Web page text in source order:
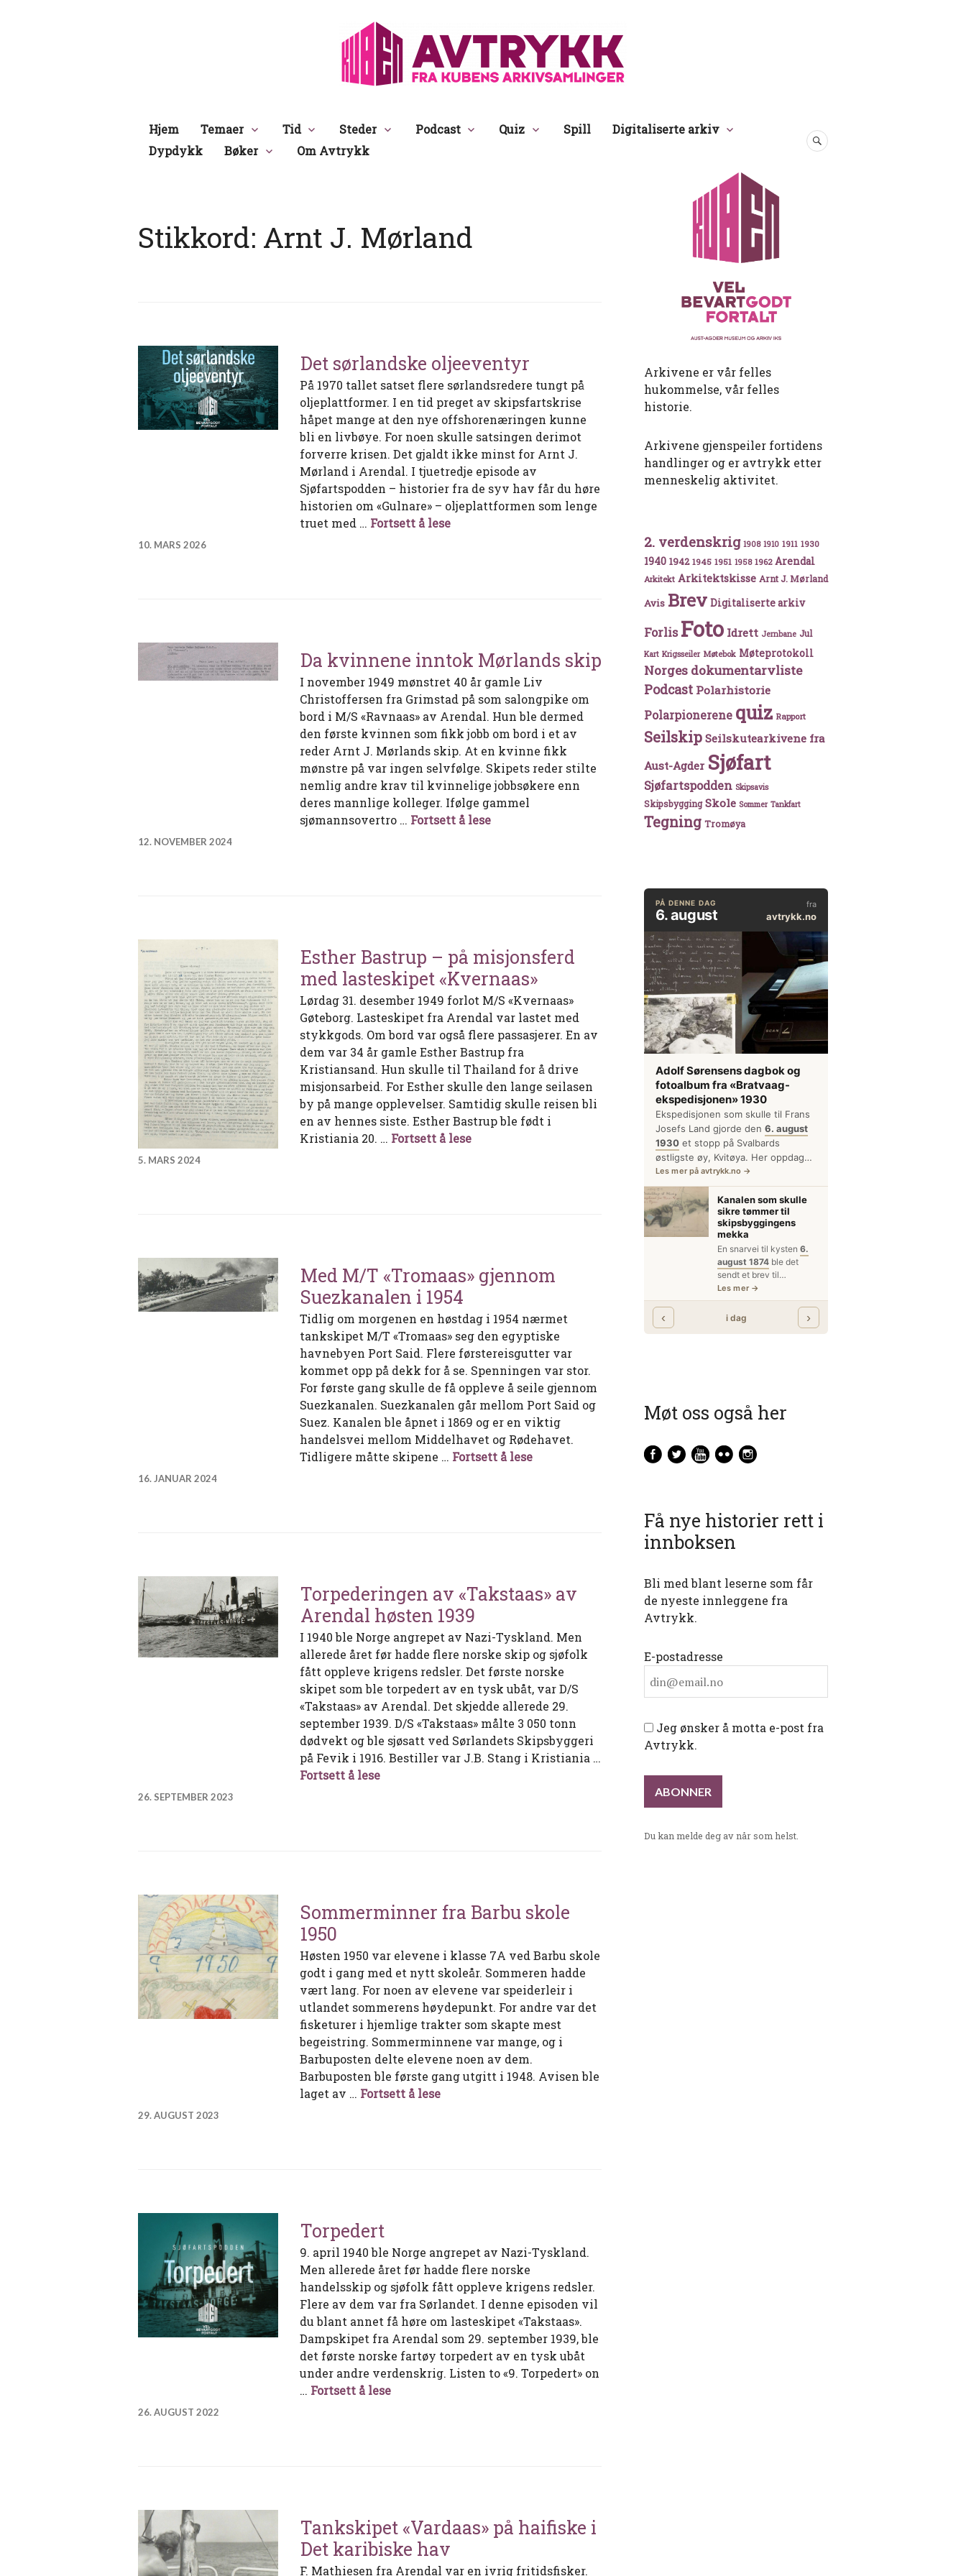
Avtrykk
Hjem Temaer Tid Steder Podcast Quiz Spill
Digitaliserte arkiv
Dypdykk
Bøker Om Avtrykk
SØK
Stikkord: Arnt J. Mørland
Det sørlandske oljeeventyr
På 1970 tallet satset flere sørlandsredere tungt på
oljeplattformer. I en tid preget av skipsfartskrise
håpet mange at den nye offshorenæringen kunne
bli en livbøye. For noen skulle satsingen derimot
forverre krisen. Det gjaldt ikke minst for Arnt J.
Mørland i Arendal. I tjuetredje episode av
Sjøfartspodden – historier fra de syv hav får du høre
historien om «Gulnare» – oljeplattformen som lenge
truet med … Fortsett å leseDet sørlandske oljeeventyr
10. MARS 2026
Da kvinnene inntok Mørlands skip
I november 1949 mønstret 40 år gamle Liv
Christoffersen fra Grimstad på som salongpike om
bord i M/S «Ravnaas» av Arendal. Hun ble dermed
den første kvinnen som fikk jobb om bord i et av
reder Arnt J. Mørlands skip. At en kvinne fikk
mønstre på var ingen selvfølge. Skipets reder stilte
nemlig andre krav til kvinnelige jobbsøkere enn
deres mannlige kolleger. Ifølge gammel
sjømannsovertro … Fortsett å leseDa kvinnene inntok Mørlands skip
12. NOVEMBER 2024
Esther Bastrup – på misjonsferd
med lasteskipet «Kvernaas»
Lørdag 31. desember 1949 forlot M/S «Kvernaas»
Gøteborg. Lasteskipet fra Arendal var lastet med
stykkgods. Om bord var også flere passasjerer. En av
dem var 34 år gamle Esther Bastrup fra
Kristiansand. Hun skulle til Thailand for å drive
misjonsarbeid. For Esther skulle den lange seilasen
by på mange opplevelser. Samtidig skulle reisen bli
en av hennes siste. Esther Bastrup ble født i
Kristiania 20. … Fortsett å leseEsther Bastrup – på misjonsferd med lasteskipet «Kvernaas»
5. MARS 2024
Med M/T «Tromaas» gjennom
Suezkanalen i 1954
Tidlig om morgenen en høstdag i 1954 nærmet
tankskipet M/T «Tromaas» seg den egyptiske
havnebyen Port Said. Flere førstereisgutter var
kommet opp på dekk for å se. Spenningen var stor.
For første gang skulle de få oppleve å seile gjennom
Suezkanalen. Suezkanalen går mellom Port Said og
Suez. Kanalen ble åpnet i 1869 og er en viktig
handelsvei mellom Middelhavet og Rødehavet.
Tidligere måtte skipene … Fortsett å leseMed M/T «Tromaas» gjennom Suezkanalen i 1954
16. JANUAR 2024
Torpederingen av «Takstaas» av
Arendal høsten 1939
I 1940 ble Norge angrepet av Nazi-Tyskland. Men
allerede året før hadde flere norske skip og sjøfolk
fått oppleve krigens redsler. Det første norske
skipet som ble torpedert av en tysk ubåt, var D/S
«Takstaas» av Arendal. Det skjedde allerede 29.
september 1939. D/S «Takstaas» målte 3 050 tonn
dødvekt og ble sjøsatt ved Sørlandets Skipsbyggeri
på Fevik i 1916. Bestiller var J.B. Stang i Kristiania …
Fortsett å leseTorpederingen av «Takstaas» av Arendal høsten 1939
26. SEPTEMBER 2023
Sommerminner fra Barbu skole
1950
Høsten 1950 var elevene i klasse 7A ved Barbu skole
godt i gang med et nytt skoleår. Sommeren hadde
vært lang. For noen av elevene var speiderleir i
utlandet sommerens høydepunkt. For andre var det
fisketurer i hjemlige trakter som skapte mest
begeistring. Sommerminnene var mange, og i
Barbuposten delte elevene noen av dem.
Barbuposten ble første gang utgitt i 1948. Avisen ble
laget av … Fortsett å leseSommerminner fra Barbu skole 1950
29. AUGUST 2023
Torpedert
9. april 1940 ble Norge angrepet av Nazi-Tyskland.
Men allerede året før hadde flere norske
handelsskip og sjøfolk fått oppleve krigens redsler.
Flere av dem var fra Sørlandet. I denne episoden vil
du blant annet få høre om lasteskipet «Takstaas».
Dampskipet fra Arendal som 29. september 1939, ble
det første norske fartøy torpedert av en tysk ubåt
under andre verdenskrig. Listen to «9. Torpedert» on
… Fortsett å leseTorpedert
26. AUGUST 2022
Tankskipet «Vardaas» på haifiske i
Det karibiske hav
F. Mathiesen fra Arendal var en ivrig fritidsfisker.
Arkivene er vår felles
hukommelse, vår felles
historie.
Arkivene gjenspeiler fortidens
handlinger og er avtrykk etter
menneskelig aktivitet.
2. verdenskrig 1908 1910 1911 1930
1940 1942 1945 1951 1958 1962 Arendal
Arkitekt Arkitektskisse Arnt J. Mørland
Avis Brev Digitaliserte arkiv
Forlis Foto Idrett Jernbane Jul
Kart Krigsseiler Møtebok Møteprotokoll
Norges dokumentarvliste
Podcast Polarhistorie
Polarpionerene quiz Rapport
Seilskip Seilskutearkivene fra
Aust-Agder Sjøfart
Sjøfartspodden Skipsavis
Skipsbygging Skole Sommer Tankfart
Tegning Tromøya
Møt oss også her
Få nye historier rett i
innboksen
Bli med blant leserne som får
de nyeste innleggene fra
Avtrykk.
E-postadresse
Jeg ønsker å motta e-post fra
Avtrykk.
Du kan melde deg av når som helst.